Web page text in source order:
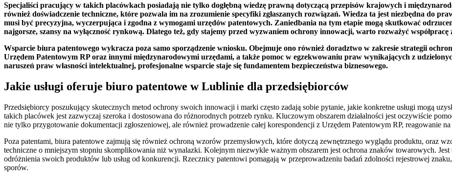
Specjaliści pracujący w takich placówkach posiadają nie tylko dogłębną wiedzę prawną dotyczącą przepisów krajowych i
również doświadczenie techniczne, które pozwala im na zrozumienie specyfiki zgłaszanych rozwiązań. Wiedza ta jest niezbędna do
musi być precyzyjna, wyczerpująca i zgodna z wymogami urzędów patentowych. Zaniedbania na tym etapie mogą skutkować
najgorsze, szansy na wyłączność rynkową. Dlatego też, gdy stajemy przed wyzwaniem ochrony innowacji, warto rozważyć
Wsparcie biura patentowego wykracza poza samo sporządzenie wniosku. Obejmuje ono również doradztwo w zakresie strategii
Urzędem Patentowym RP oraz innymi międzynarodowymi urzędami, a także pomoc w egzekwowaniu praw wynikających z
naruszeń praw własności intelektualnej, profesjonalne wsparcie staje się fundamentem bezpieczeństwa biznesowego.
Jakie usługi oferuje biuro patentowe w Lublinie dla przedsiębiorców
Przedsiębiorcy poszukujący skutecznych metod ochrony swoich innowacji i marki często zadają sobie pytanie, jakie konkretne usługi mogą
takich placówek jest zazwyczaj szeroka i dostosowana do różnorodnych potrzeb rynku. Kluczowym obszarem działalności jest oczywiście
nie tylko przygotowanie dokumentacji zgłoszeniowej, ale również prowadzenie całej korespondencji z Urzędem Patentowym RP, reagowanie
Poza patentami, biura patentowe zajmują się również ochroną wzorów przemysłowych, które dotyczą zewnętrznego wyglądu produktu, oraz
techniczne o mniejszym stopniu skomplikowania niż wynalazki. Kolejnym niezwykle ważnym obszarem jest ochrona znaków towarowych.
odróżnienia swoich produktów lub usług od konkurencji. Rzecznicy patentowi pomagają w przeprowadzeniu badań zdolności rejestrowej
sporów.